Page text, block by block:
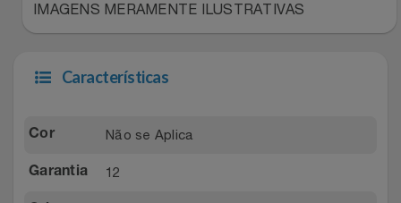
Perfumaria
Perfume
Perfumes
Pet
Porto Brasil
Renner
Safe – Escola De Aviação
IMAGENS MERAMENTE ILUSTRATIVAS
Características
Cor Não se Aplica
Garantia 12